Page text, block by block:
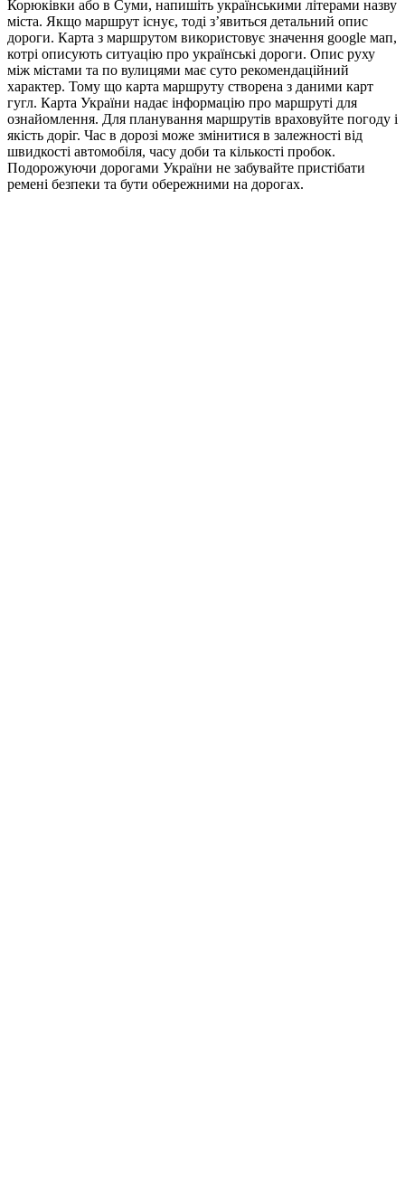
Корюківки або в Суми, напишіть українськими літерами назву
міста. Якщо маршрут існує, тоді з’явиться детальний опис
дороги. Карта з маршрутом використовує значення google мап,
котрі описують ситуацію про українські дороги. Опис руху
між містами та по вулицями має суто рекомендаційний
характер. Тому що карта маршруту створена з даними карт
гугл. Карта України надає інформацію про маршруті для
ознайомлення. Для планування маршрутів враховуйте погоду і
якість доріг. Час в дорозі може змінитися в залежності від
швидкості автомобіля, часу доби та кількості пробок.
Подорожуючи дорогами України не забувайте пристібати
ремені безпеки та бути обережними на дорогах.